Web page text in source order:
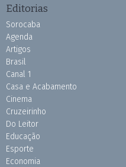
Editorias
Sorocaba
Agenda
Artigos
Brasil
Canal 1
Casa e Acabamento
Cinema
Cruzeirinho
Do Leitor
Educação
Esporte
Economia